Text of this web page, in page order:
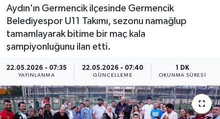
Aydın'ın Germencik ilçesinde Germencik
Belediyespor U11 Takımı, sezonu namağlup
tamamlayarak bitime bir maç kala
şampiyonluğunu ilan etti.
22.05.2026 - 07:35
YAYINLANMA
22.05.2026 - 07:40
GÜNCELLEME
1 DK
OKUNMA SÜRESI
Resmi İlan
Sağlık
Siyaset
Spor
Yaşam